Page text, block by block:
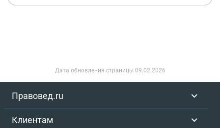
Дата обновления страницы 09.02.2026
Правовед.ru
Клиентам